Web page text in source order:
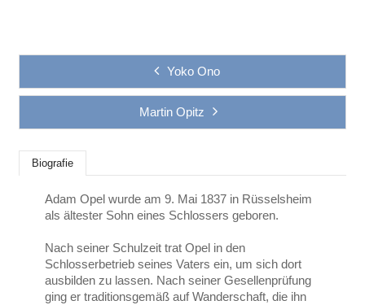
Yoko Ono
Martin Opitz
Biografie
Adam Opel wurde am 9. Mai 1837 in Rüsselsheim
als ältester Sohn eines Schlossers geboren.
Nach seiner Schulzeit trat Opel in den
Schlosserbetrieb seines Vaters ein, um sich dort
ausbilden zu lassen. Nach seiner Gesellenprüfung
ging er traditionsgemäß auf Wanderschaft, die ihn